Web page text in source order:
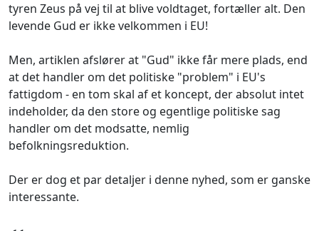
tyren Zeus på vej til at blive voldtaget, fortæller alt. Den
levende Gud er ikke velkommen i EU!
Men, artiklen afslører at "Gud" ikke får mere plads, end
at det handler om det politiske "problem" i EU's
fattigdom - en tom skal af et koncept, der absolut intet
indeholder, da den store og egentlige politiske sag
handler om det modsatte, nemlig
befolkningsreduktion.
Der er dog et par detaljer i denne nyhed, som er ganske
interessante.